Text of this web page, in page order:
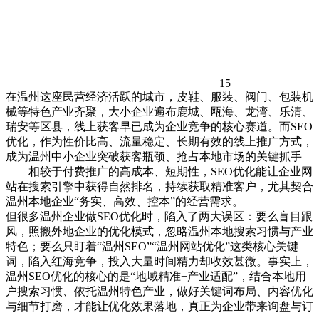
15
在温州这座民营经济活跃的城市，皮鞋、服装、阀门、包装机
械等特色产业齐聚，大小企业遍布鹿城、瓯海、龙湾、乐清、
瑞安等区县，线上获客早已成为企业竞争的核心赛道。而SEO
优化，作为性价比高、流量稳定、长期有效的线上推广方式，
成为温州中小企业突破获客瓶颈、抢占本地市场的关键抓手
——相较于付费推广的高成本、短期性，SEO优化能让企业网
站在搜索引擎中获得自然排名，持续获取精准客户，尤其契合
温州本地企业“务实、高效、控本”的经营需求。
但很多温州企业做SEO优化时，陷入了两大误区：要么盲目跟
风，照搬外地企业的优化模式，忽略温州本地搜索习惯与产业
特色；要么只盯着“温州SEO”“温州网站优化”这类核心关键
词，陷入红海竞争，投入大量时间精力却收效甚微。事实上，
温州SEO优化的核心的是“地域精准+产业适配”，结合本地用
户搜索习惯、依托温州特色产业，做好关键词布局、内容优化
与细节打磨，才能让优化效果落地，真正为企业带来询盘与订